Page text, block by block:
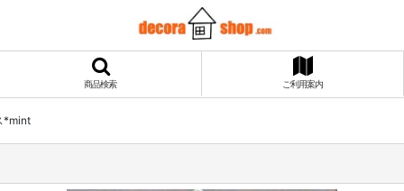
商品検索 ご利用案内
*mint